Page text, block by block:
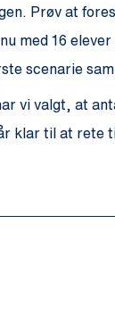
Prøv at
med 16 elever
scenarie
vi valgt, at
klar til at rete